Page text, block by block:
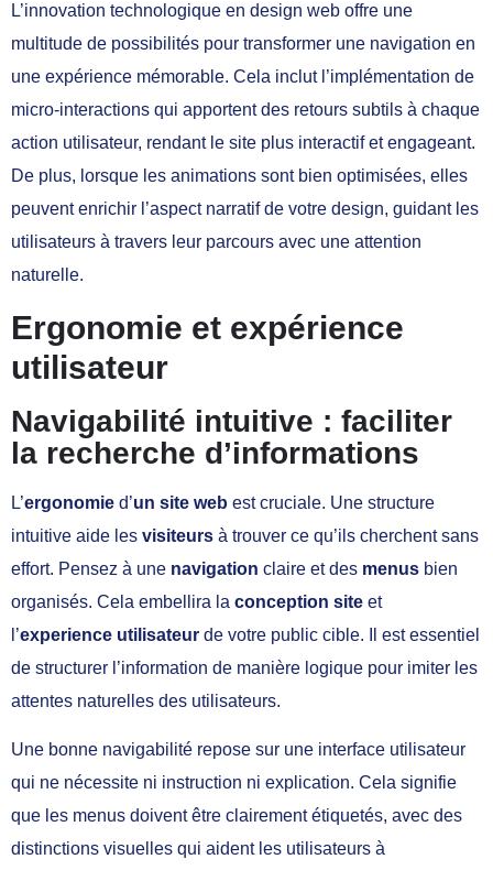
L’innovation technologique en design web offre une
multitude de possibilités pour transformer une navigation en
une expérience mémorable. Cela inclut l’implémentation de
micro-interactions qui apportent des retours subtils à chaque
action utilisateur, rendant le site plus interactif et engageant.
De plus, lorsque les animations sont bien optimisées, elles
peuvent enrichir l’aspect narratif de votre design, guidant les
utilisateurs à travers leur parcours avec une attention
naturelle.
Ergonomie et expérience
utilisateur
Navigabilité intuitive : faciliter
la recherche d’informations
L’ergonomie d’un site web est cruciale. Une structure
intuitive aide les visiteurs à trouver ce qu’ils cherchent sans
effort. Pensez à une navigation claire et des menus bien
organisés. Cela embellira la conception site et
l’experience utilisateur de votre public cible. Il est essentiel
de structurer l’information de manière logique pour imiter les
attentes naturelles des utilisateurs.
Une bonne navigabilité repose sur une interface utilisateur
qui ne nécessite ni instruction ni explication. Cela signifie
que les menus doivent être clairement étiquetés, avec des
distinctions visuelles qui aident les utilisateurs à